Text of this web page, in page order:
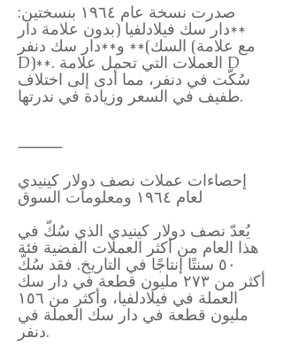
صدرت نسخة عام ١٩٦٤ بنسختين:
**دار سك فيلادلفيا (بدون علامة دار
السك)** و**دار سك دنفر (مع علامة
D)**. العملات التي تحمل علامة D
سُكّت في دنفر، مما أدى إلى اختلاف
طفيف في السعر وزيادة في ندرتها.
⸻
إحصاءات عملات نصف دولار كينيدي
لعام ١٩٦٤ ومعلومات السوق
يُعدّ نصف دولار كينيدي الذي سُكّ في
هذا العام من أكثر العملات الفضية فئة
٥٠ سنتًا إنتاجًا في التاريخ. فقد سُكّ
أكثر من ٢٧٣ مليون قطعة في دار سك
العملة في فيلادلفيا، وأكثر من ١٥٦
مليون قطعة في دار سك العملة في
دنفر.